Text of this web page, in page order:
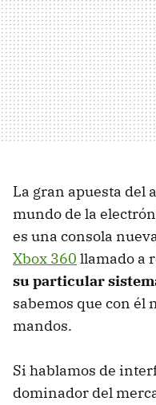
La gran apuesta del
mundo de la
es una consola
Xbox 360 llamado a
su particular
sabemos que con él
mandos.
Si hablamos de
dominador del